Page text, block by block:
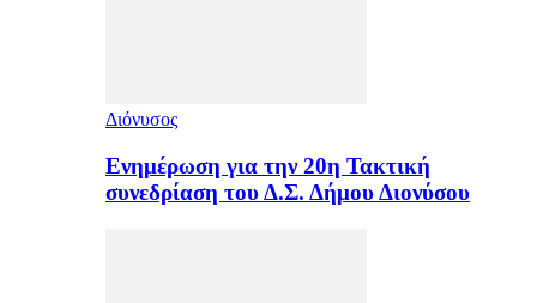
Διόνυσος
Ενημέρωση για την 20η Τακτική
συνεδρίαση του Δ.Σ. Δήμου Διονύσου